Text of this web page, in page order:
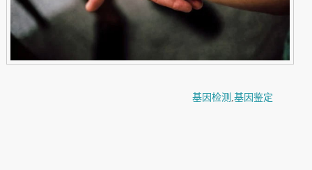
基因检测 基因鉴定